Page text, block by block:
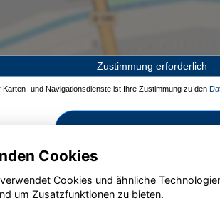
Zustimmung erforderlich
Karten- und Navigationsdienste ist Ihre Zustimmung zu den
Zustimmen und aktivieren
Cookies
Cookies und ähnliche
um Zusatzfunktionen zu bieten.